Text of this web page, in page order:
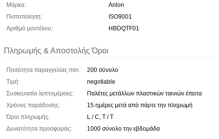
Μάρκα:
Anlon
Πιστοποίηση:
ISO9001
Αριθμό μοντέλου:
HBDQTF01
Πληρωμής & Αποστολής Όροι
Ποσότητα παραγγελίας min:
200 σύνολο
Τιμή:
negotiable
Συσκευασία λεπτομέρειες:
Παλέτες μετάλλων πλαστικών ταινιών έπειτα
Χρόνος παράδοσης:
15 ημέρες μετά από πάρτε την πληρωμή
Όροι πληρωμής:
L / C, T / T
Δυνατότητα προσφοράς:
1000 σύνολο την εβδομάδα